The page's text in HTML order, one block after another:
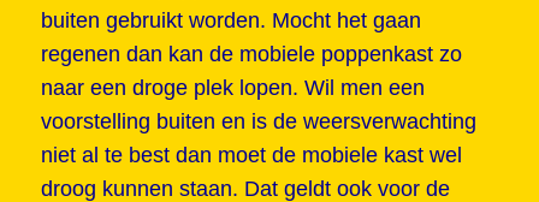
buiten gebruikt worden. Mocht het gaan
regenen dan kan de mobiele poppenkast zo
naar een droge plek lopen. Wil men een
voorstelling buiten en is de weersverwachting
niet al te best dan moet de mobiele kast wel
droog kunnen staan. Dat geldt ook voor de